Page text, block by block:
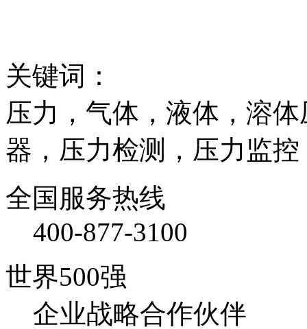
关键词：
压力，气体，液体，溶
器，压力检测，压力监控
全国服务热线
400-877-3100
世界500强
企业战略合作伙伴